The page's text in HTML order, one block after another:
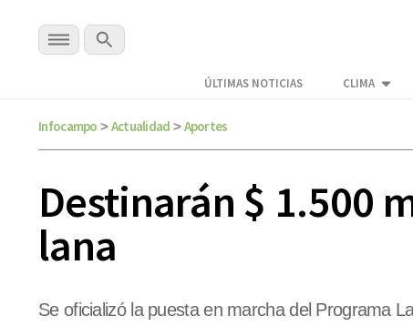
ÚLTIMAS NOTICIAS CLIMA
Infocampo > Actualidad > Aportes
Destinarán $ 1.500
lana
Se oficializó la puesta en marcha del Programa